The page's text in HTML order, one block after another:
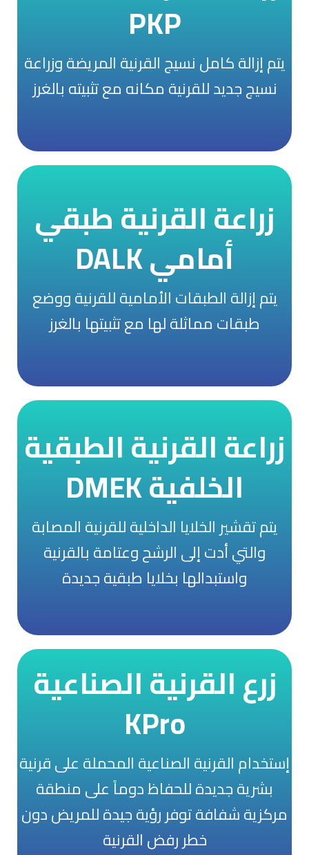
PKP
يتم إزالة كامل نسيج القرنية المريضة وزراعة
نسيج جديد للقرنية مكانه مع تثبيته بالغرز
القرنية النافذ
انقر هنا
زراعة القرنية طبقي
أمامي DALK
يتم إزالة الطبقات الأمامية للقرنية ووضع
طبقات مماثلة لها مع تثبيتها بالغرز
اضغط للتعرف أكثر عن زرع
القرنية طبقي أمامي
DALK
انقر هنا
زراعة القرنية الطبقية
الخلفية DMEK
يتم تقشير الخلايا الداخلية للقرنية المصابة
والتي أدت إلى الرشح وعتامة بالقرنية
واستبدالها بخلايا طبقية جديدة
اضغط للتعرف أكثر عن زرع
الطبقية الخلفية DMEK
انقر هنا
زرع القرنية الصناعية
KPro
إستخدام القرنية الصناعية المحملة على قرنية
بشرية جديدة للحفاظ دوماً على منطقة
مركزية شفافة توفر رؤية جيدة للمريض دون
خطر رفض القرنية
اضغط للتعرف أكثر عن زرع
القرنية الصناعية KPro
انقر هنا